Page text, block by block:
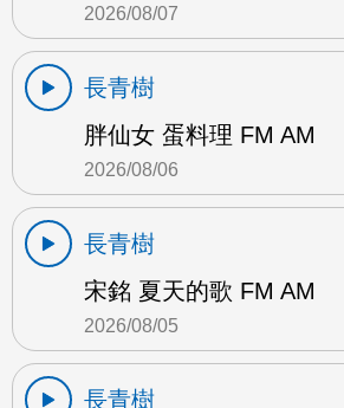
2026/08/07
長青樹
胖仙女 蛋料理 FM AM
2026/08/06
長青樹
宋銘 夏天的歌 FM AM
2026/08/05
長青樹